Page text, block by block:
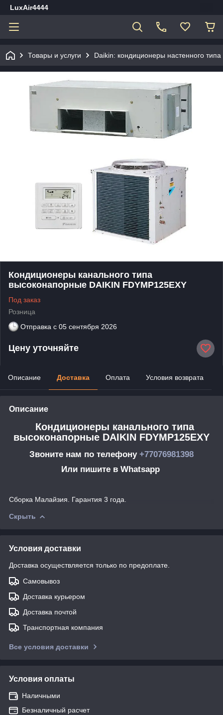
LuxAir4444
Товары и услуги Daikin: кондиционеры настенного типа
Кондиционеры канального типа
высоконапорные DAIKIN FDYMP125EXY
Под заказ
Розница
Отправка с 05 сентября 2026
Цену уточняйте
Описание Доставка Оплата Условия возврата
Описание
Кондиционеры канального типа
высоконапорные DAIKIN FDYMP125EXY
Звоните нам по телефону +77076981398
Или пишите в Whatsapp
Сборка Малайзия. Гарантия 3 года.
Скрыть
Условия доставки
Доставка осуществляется только по предоплате.
Самовывоз
Доставка курьером
Доставка почтой
Транспортная компания
Все условия доставки
Условия оплаты
Наличными
Безналичный расчет